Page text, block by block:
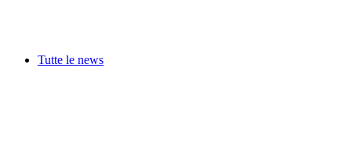
Tutte le news